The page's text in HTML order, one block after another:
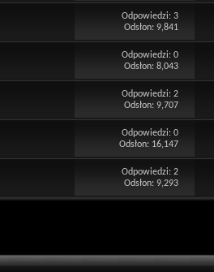
Odpowiedzi:3
Odsłon: 9,841
Odpowiedzi:0
Odsłon: 8,043
Odpowiedzi:2
Odsłon: 9,707
Odpowiedzi:0
Odsłon: 16,147
Odpowiedzi:2
Odsłon: 9,293